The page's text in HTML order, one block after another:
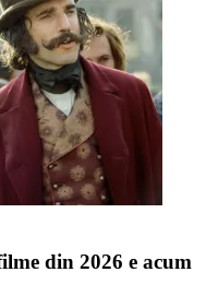
din 2026 e acum